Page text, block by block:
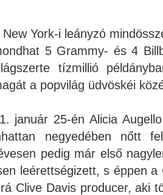
New York-i leányzó
5 Grammy- és 4
tízmillió
a popvilág üdvöskéi
január 25-én Alicia
negyedében nőtt
pedig már első
leérettségizett, s éppen
Clive Davis producer, aki